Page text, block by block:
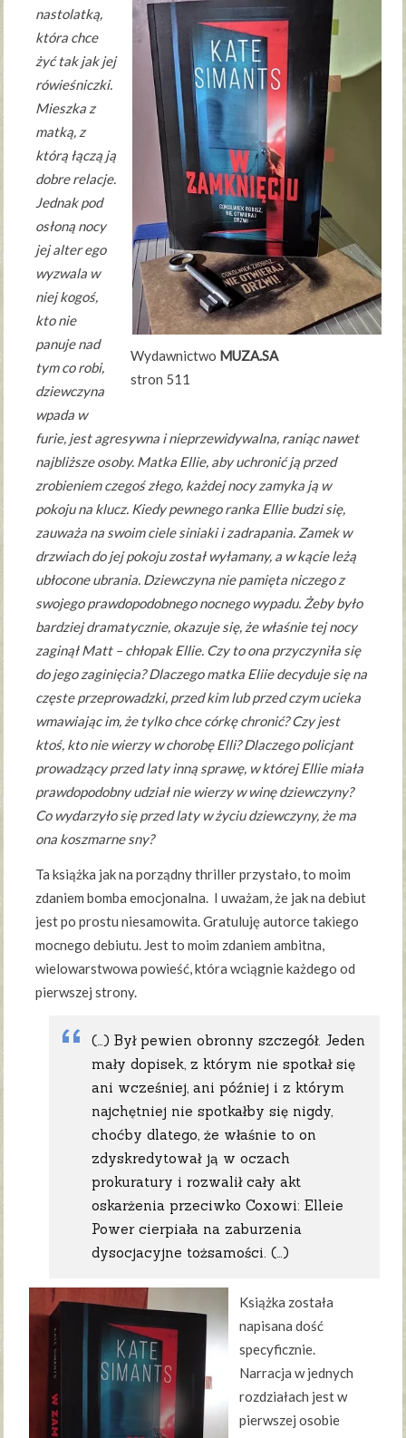
Wydawnictwo MUZA.SA
stron 511
nastolatką,
która chce
żyć tak jak jej
rówieśniczki.
Mieszka z
matką, z
którą łączą ją
dobre relacje.
Jednak pod
osłoną nocy
jej alter ego
wyzwala w
niej kogoś,
kto nie
panuje nad
tym co robi,
dziewczyna
wpada w
furie, jest agresywna i nieprzewidywalna, raniąc nawet
najbliższe osoby. Matka Ellie, aby uchronić ją przed
zrobieniem czegoś złego, każdej nocy zamyka ją w
pokoju na klucz. Kiedy pewnego ranka Ellie budzi się,
zauważa na swoim ciele siniaki i zadrapania. Zamek w
drzwiach do jej pokoju został wyłamany, a w kącie leżą
ubłocone ubrania. Dziewczyna nie pamięta niczego z
swojego prawdopodobnego nocnego wypadu. Żeby było
bardziej dramatycznie, okazuje się, że właśnie tej nocy
zaginął Matt – chłopak Ellie. Czy to ona przyczyniła się
do jego zaginięcia? Dlaczego matka Eliie decyduje się na
częste przeprowadzki, przed kim lub przed czym ucieka
wmawiając im, że tylko chce córkę chronić? Czy jest
ktoś, kto nie wierzy w chorobę Elli? Dlaczego policjant
prowadzący przed laty inną sprawę, w której Ellie miała
prawdopodobny udział nie wierzy w winę dziewczyny?
Co wydarzyło się przed laty w życiu dziewczyny, że ma
ona koszmarne sny?
Ta książka jak na porządny thriller przystało, to moim
zdaniem bomba emocjonalna. I uważam, że jak na debiut
jest po prostu niesamowita. Gratuluję autorce takiego
mocnego debiutu. Jest to moim zdaniem ambitna,
wielowarstwowa powieść, która wciągnie każdego od
pierwszej strony.
(…) Był pewien obronny szczegół. Jeden
mały dopisek, z którym nie spotkał się
ani wcześniej, ani później i z którym
najchętniej nie spotkałby się nigdy,
choćby dlatego, że właśnie to on
zdyskredytował ją w oczach
prokuratury i rozwalił cały akt
oskarżenia przeciwko Coxowi: Elleie
Power cierpiała na zaburzenia
dysocjacyjne tożsamości. (…)
Książka została
napisana dość
specyficznie.
Narracja w jednych
rozdziałach jest w
pierwszej osobie